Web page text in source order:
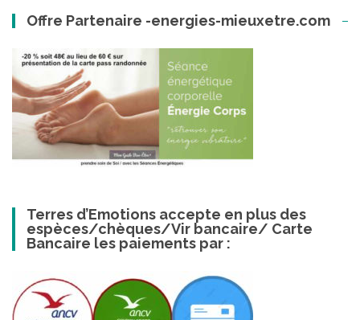
Offre Partenaire -energies-mieuxetre.com
Terres d’Emotions accepte en plus des
espèces/chèques/Vir bancaire/ Carte
Bancaire les paiements par :